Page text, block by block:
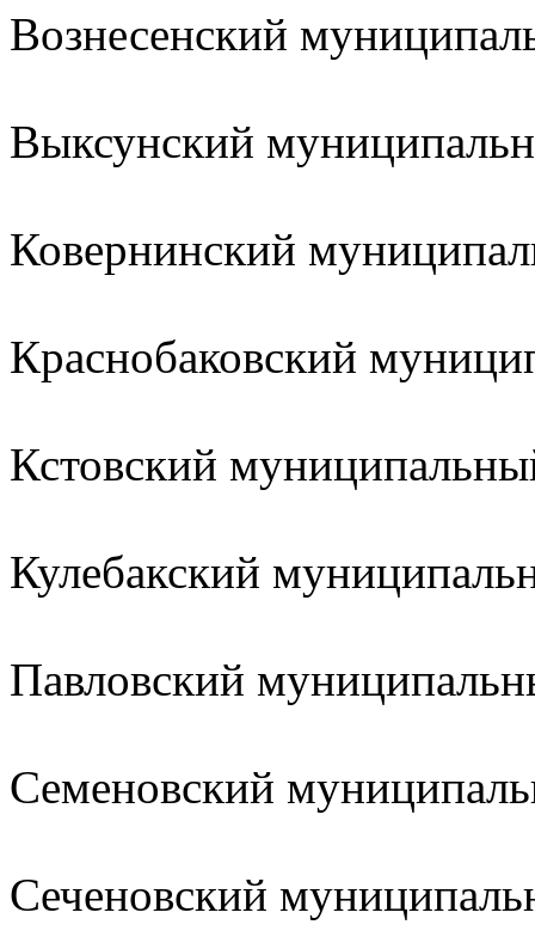
Вознесенский
Выксунский
Ковернинский
Краснобаковский
Кстовский
Кулебакский
Павловский
Семеновский
Сеченовский